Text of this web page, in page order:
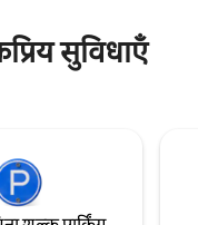
सुविधाएँ